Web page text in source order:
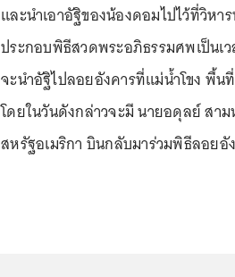
และนำเอาอัฐิของน้องดอมไปไว้ที่วิห
ประกอบพิธีสวดพระอภิธรรมศพเป็นเ
จะนำอัฐิไปลอยอังคารที่แม่น้ำโขง พื้น
โดยในวันดังกล่าวจะมี นายอดุลย์ สา
สหรัฐอเมริกา บินกลับมาร่วมพิธีลอยอั